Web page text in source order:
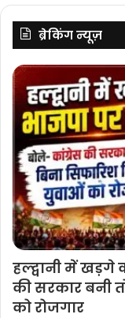
ब्रेकिंग न्यूज़
हल्द्वानी में खड़गे
की सरकार बनी
को रोजगार